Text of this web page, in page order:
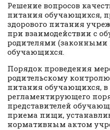
Решение вопросов
питания обучающихся,
здорового питания
при взаимодействии с
родителями (законными
обучающихся.
Порядок проведения
родительскому
питания обучающихся, в
регламентирующего
представителей
приема пищи,
нормативным актом